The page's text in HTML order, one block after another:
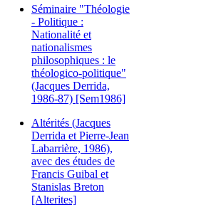
Séminaire "Théologie
- Politique :
Nationalité et
nationalismes
philosophiques : le
théologico-politique"
(Jacques Derrida,
1986-87) [Sem1986]
Altérités (Jacques
Derrida et Pierre-Jean
Labarrière, 1986),
avec des études de
Francis Guibal et
Stanislas Breton
[Alterites]